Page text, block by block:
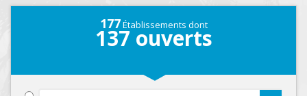
177Établissements dont
137 ouverts